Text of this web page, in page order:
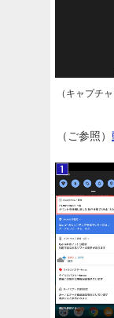
（キャプチ
（ご参照）